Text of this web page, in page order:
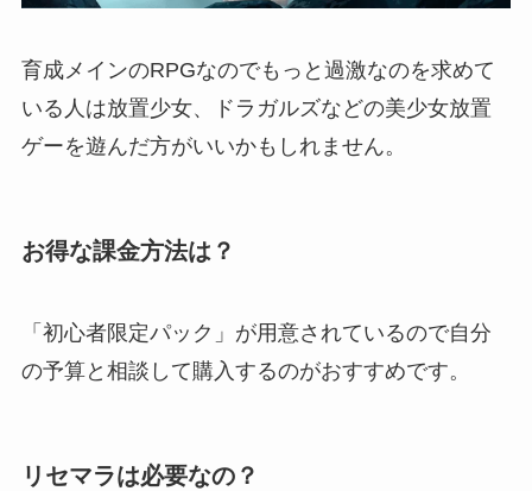
育成メインのRPGなのでもっと過激なのを求めて
いる人は放置少女、ドラガルズなどの美少女放置
ゲーを遊んだ方がいいかもしれません。
お得な課金方法は？
「初心者限定パック」が用意されているので自分
の予算と相談して購入するのがおすすめです。
リセマラは必要なの？